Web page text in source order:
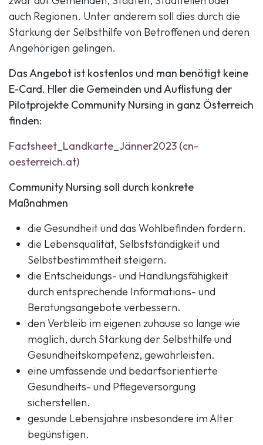
auch Regionen. Unter anderem soll dies durch die
Stärkung der Selbsthilfe von Betroffenen und deren
Angehörigen gelingen.
Das Angebot ist kostenlos und man benötigt keine
E-Card. HIer die Gemeinden und Auflistung der
Pilotprojekte Community Nursing in ganz Österreich
finden:
Factsheet_Landkarte_Jänner2023 (cn-
oesterreich.at)
Community Nursing soll durch konkrete
Maßnahmen
die Gesundheit und das Wohlbefinden fördern.
die Lebensqualität, Selbstständigkeit und
Selbstbestimmtheit steigern.
die Entscheidungs- und Handlungsfähigkeit
durch entsprechende Informations- und
Beratungsangebote verbessern.
den Verbleib im eigenen zuhause so lange wie
möglich, durch Stärkung der Selbsthilfe und
Gesundheitskompetenz, gewährleisten.
eine umfassende und bedarfsorientierte
Gesundheits- und Pflegeversorgung
sicherstellen.
gesunde Lebensjahre insbesondere im Alter
begünstigen.